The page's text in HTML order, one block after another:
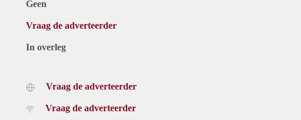
Geen
Vraag de adverteerder
In overleg
Vraag de adverteerder
Vraag de adverteerder